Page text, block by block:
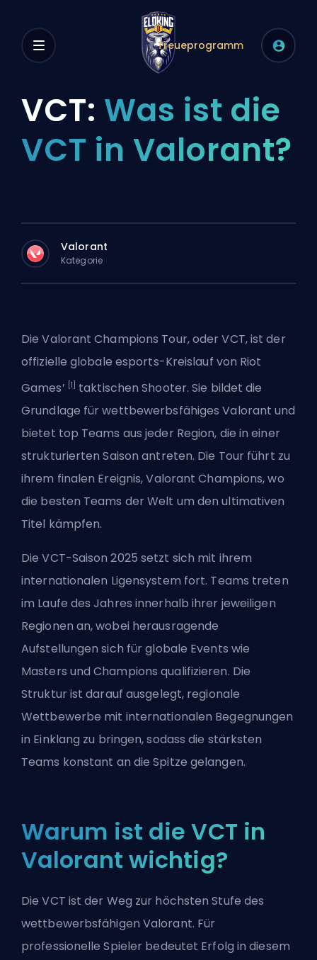
Treueprogramm
VCT: Was ist die
VCT in Valorant?
Valorant
Kategorie
Die Valorant Champions Tour, oder VCT, ist der
offizielle globale esports-Kreislauf von Riot
Games’ [1]
taktischen Shooter. Sie bildet die
Grundlage für wettbewerbsfähiges Valorant und
bietet top Teams aus jeder Region, die in einer
strukturierten Saison antreten. Die Tour führt zu
ihrem finalen Ereignis, ValorantChampions, wo
die besten Teams der Welt um den ultimativen
Titel kämpfen.
Die VCT-Saison 2025 setzt sich mit ihrem
internationalen Ligensystem fort. Teams treten
im Laufe des Jahres innerhalb ihrer jeweiligen
Regionen an, wobei herausragende
Aufstellungen sich für globale Events wie
Masters und Champions qualifizieren. Die
Struktur ist darauf ausgelegt, regionale
Wettbewerbe mit internationalen Begegnungen
in Einklang zu bringen, sodass die stärksten
Teams konstant an die Spitze gelangen.
Warum ist die VCT in
Valorant wichtig?
Die VCT ist der Weg zur höchsten Stufe des
wettbewerbsfähigen Valorant. Für
professionelle Spieler bedeutet Erfolg in diesem